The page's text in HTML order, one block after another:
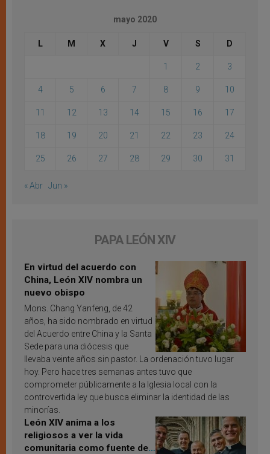
mayo 2020
L M X J V S D
1 2 3
4 5 6 7 8 9 10
11 12 13 14 15 16 17
18 19 20 21 22 23 24
25 26 27 28 29 30 31
« Abr Jun »
PAPA LEÓN XIV
En virtud del acuerdo con
China, León XIV nombra un
nuevo obispo
Mons. Chang Yanfeng, de 42
años, ha sido nombrado en virtud
del Acuerdo entre China y la Santa
Sede para una diócesis que
llevaba veinte años sin pastor. La ordenación tuvo lugar
hoy. Pero hace tres semanas antes tuvo que
comprometer públicamente a la Iglesia local con la
controvertida ley que busca eliminar la identidad de las
minorías.
León XIV anima a los
religiosos a ver la vida
comunitaria como fuente de